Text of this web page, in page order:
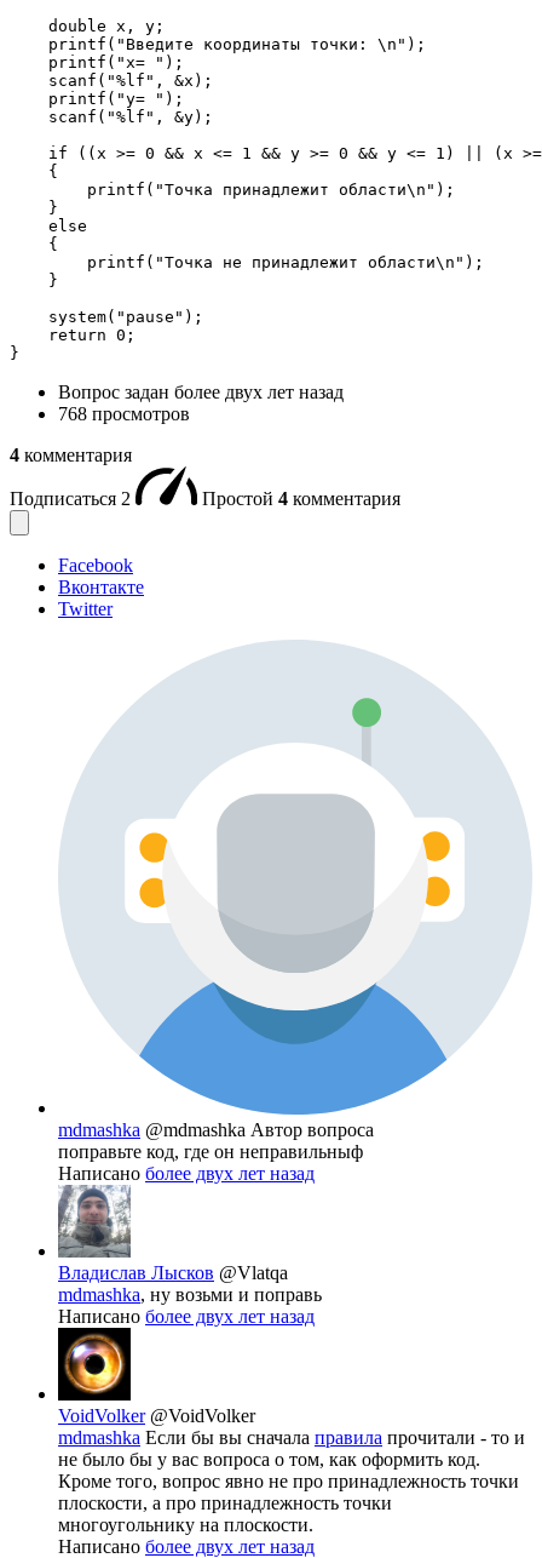
    double x, y;
    printf("Введите координаты точки: \n");
    printf("x= ");
    scanf("%lf", &x);
    printf("y= ");
    scanf("%lf", &y);
if ((x >= 0 && x <= 1 && y >= 0 && y <= 1) || (x
    {
        printf("Точка принадлежит области\n");
    }
    else
    {
        printf("Точка не принадлежит области\n");
    }
    system("pause");
    return 0;
}
Вопрос задан более двух лет назад
768 просмотров
4 комментария
Подписаться 2 Простой 4 комментария
Facebook
Вконтакте
Twitter
mdmashka @mdmashka Автор вопроса
поправьте код, где он неправильныф
Написано более двух лет назад
Владислав Лысков @Vlatqa
mdmashka, ну возьми и поправь
Написано более двух лет назад
VoidVolker @VoidVolker
mdmashka Если бы вы сначала правила прочитали - то и
не было бы у вас вопроса о том, как оформить код.
Кроме того, вопрос явно не про принадлежность точки
плоскости, а про принадлежность точки
многоугольнику на плоскости.
Написано более двух лет назад